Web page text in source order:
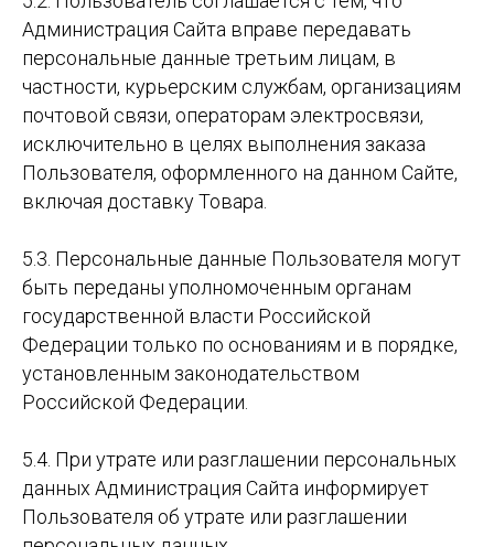
Администрация Сайта вправе передавать
персональные данные третьим лицам, в
частности, курьерским службам, организациям
почтовой связи, операторам электросвязи,
исключительно в целях выполнения заказа
Пользователя, оформленного на данном Сайте,
включая доставку Товара.
5.3. Персональные данные Пользователя могут
быть переданы уполномоченным органам
государственной власти Российской
Федерации только по основаниям и в порядке,
установленным законодательством
Российской Федерации.
5.4. При утрате или разглашении персональных
данных Администрация Сайта информирует
Пользователя об утрате или разглашении